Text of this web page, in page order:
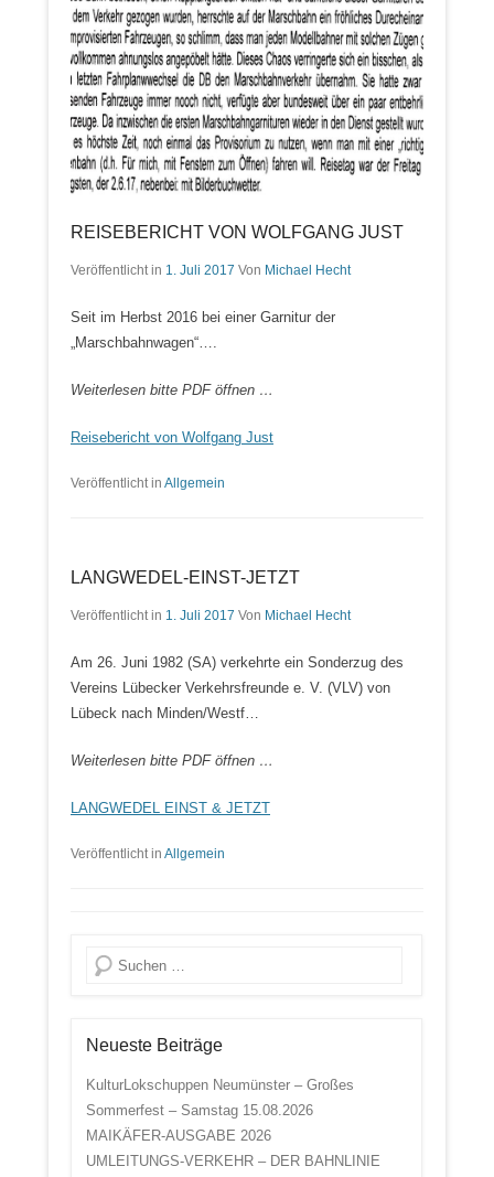
REISEBERICHT VON WOLFGANG JUST
Veröffentlicht in 1. Juli 2017 Von Michael Hecht
Seit im Herbst 2016 bei einer Garnitur der
„Marschbahnwagen“….
Weiterlesen bitte PDF öffnen …
Reisebericht von Wolfgang Just
Veröffentlicht in Allgemein
LANGWEDEL-EINST-JETZT
Veröffentlicht in 1. Juli 2017 Von Michael Hecht
Am 26. Juni 1982 (SA) verkehrte ein Sonderzug des
Vereins Lübecker Verkehrsfreunde e. V. (VLV) von
Lübeck nach Minden/Westf…
Weiterlesen bitte PDF öffnen …
LANGWEDEL EINST & JETZT
Veröffentlicht in Allgemein
Suche
Neueste Beiträge
KulturLokschuppen Neumünster – Großes
Sommerfest – Samstag 15.08.2026
MAIKÄFER-AUSGABE 2026
UMLEITUNGS-VERKEHR – DER BAHNLINIE